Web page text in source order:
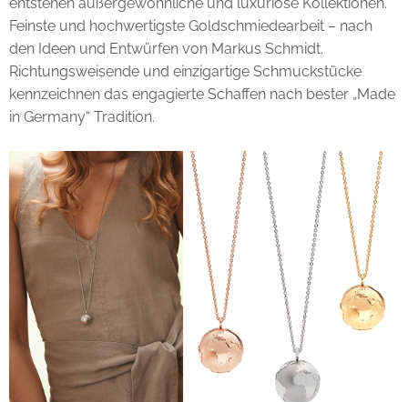
Feinste und hochwertigste Goldschmiedearbeit – nach
den Ideen und Entwürfen von Markus Schmidt.
Richtungsweisende und einzigartige Schmuckstücke
kennzeichnen das engagierte Schaffen nach bester „Made
in Germany“ Tradition.